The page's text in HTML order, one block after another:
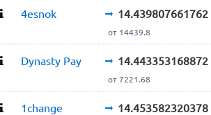
4esnok 14.439807661762
от 14439.8
Dynasty Pay 14.443353168872
от 7221.68
1change 14.453582320378